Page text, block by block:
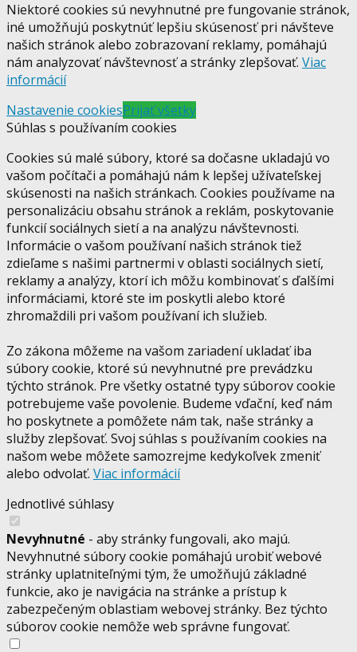
Niektoré cookies sú nevyhnutné pre fungovanie stránok,
iné umožňujú poskytnúť lepšiu skúsenosť pri návšteve
našich stránok alebo zobrazovaní reklamy, pomáhajú
nám analyzovať návštevnosť a stránky zlepšovať. Viac
informácií
Nastavenie cookiesPrijať všetky
Súhlas s používaním cookies
Cookies sú malé súbory, ktoré sa dočasne ukladajú vo
vašom počítači a pomáhajú nám k lepšej užívateľskej
skúsenosti na našich stránkach. Cookies používame na
personalizáciu obsahu stránok a reklám, poskytovanie
funkcií sociálnych sietí a na analýzu návštevnosti.
Informácie o vašom používaní našich stránok tiež
zdieľame s našimi partnermi v oblasti sociálnych sietí,
reklamy a analýzy, ktorí ich môžu kombinovať s ďalšími
informáciami, ktoré ste im poskytli alebo ktoré
zhromaždili pri vašom používaní ich služieb.
Zo zákona môžeme na vašom zariadení ukladať iba
súbory cookie, ktoré sú nevyhnutné pre prevádzku
týchto stránok. Pre všetky ostatné typy súborov cookie
potrebujeme vaše povolenie. Budeme vďační, keď nám
ho poskytnete a pomôžete nám tak, naše stránky a
služby zlepšovať. Svoj súhlas s používaním cookies na
našom webe môžete samozrejme kedykoľvek zmeniť
alebo odvolať. Viac informácií
Jednotlivé súhlasy
Nevyhnutné - aby stránky fungovali, ako majú.
Nevyhnutné súbory cookie pomáhajú urobiť webové
stránky uplatniteľnými tým, že umožňujú základné
funkcie, ako je navigácia na stránke a prístup k
zabezpečeným oblastiam webovej stránky. Bez týchto
súborov cookie nemôže web správne fungovať.